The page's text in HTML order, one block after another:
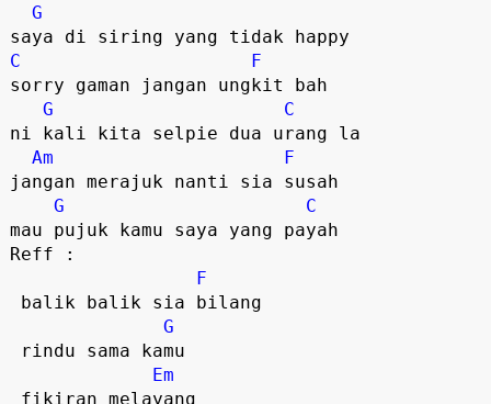
G
C
F
sorry gaman jangan ungkit bah
G
C
ni kali kita selpie dua urang la
Am
F
jangan merajuk nanti sia susah
G
C
mau pujuk kamu saya yang payah
Reff :
F
G
Em